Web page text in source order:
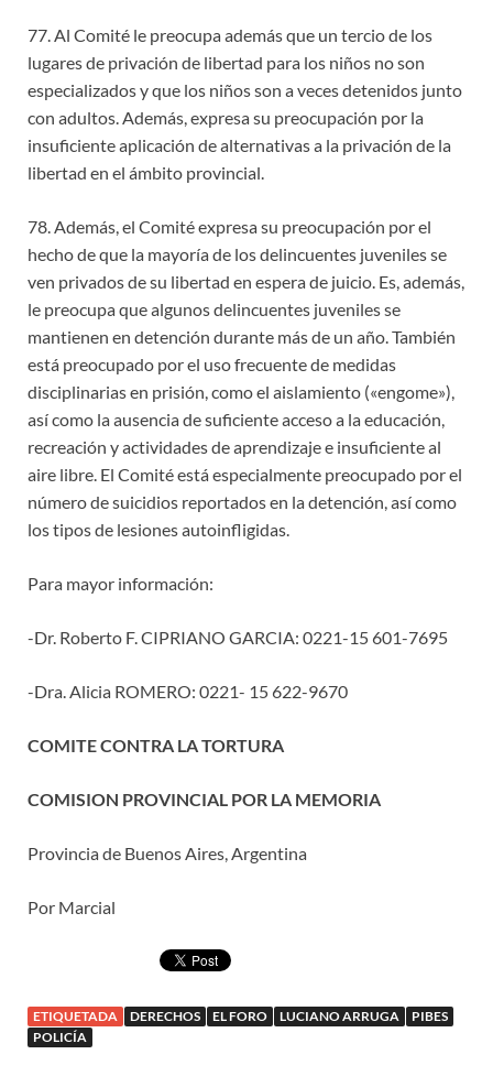
77. Al Comité le preocupa además que un tercio de los
lugares de privación de libertad para los niños no son
especializados y que los niños son a veces detenidos junto
con adultos. Además, expresa su preocupación por la
insuficiente aplicación de alternativas a la privación de la
libertad en el ámbito provincial.
78. Además, el Comité expresa su preocupación por el
hecho de que la mayoría de los delincuentes juveniles se
ven privados de su libertad en espera de juicio. Es, además,
le preocupa que algunos delincuentes juveniles se
mantienen en detención durante más de un año. También
está preocupado por el uso frecuente de medidas
disciplinarias en prisión, como el aislamiento («engome»),
así como la ausencia de suficiente acceso a la educación,
recreación y actividades de aprendizaje e insuficiente al
aire libre. El Comité está especialmente preocupado por el
número de suicidios reportados en la detención, así como
los tipos de lesiones autoinfligidas.
Para mayor información:
-Dr. Roberto F. CIPRIANO GARCIA: 0221-15 601-7695
-Dra. Alicia ROMERO: 0221- 15 622-9670
COMITE CONTRA LA TORTURA
COMISION PROVINCIAL POR LA MEMORIA
Provincia de Buenos Aires, Argentina
Por Marcial
ETIQUETADA DERECHOS EL FORO LUCIANO ARRUGA
PIBES
POLICÍA